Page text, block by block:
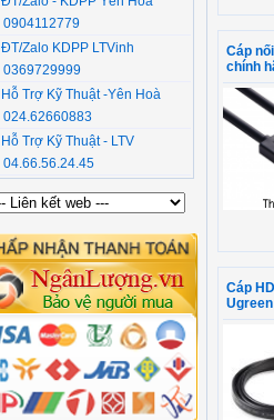
0904112779
ĐT/Zalo KDPP LTVinh
0369729999
Hỗ Trợ Kỹ Thuật -Yên Hoà
024.62660883
Hỗ Trợ Kỹ Thuật - LTV
04.66.56.24.45
Cáp
chính
Cáp